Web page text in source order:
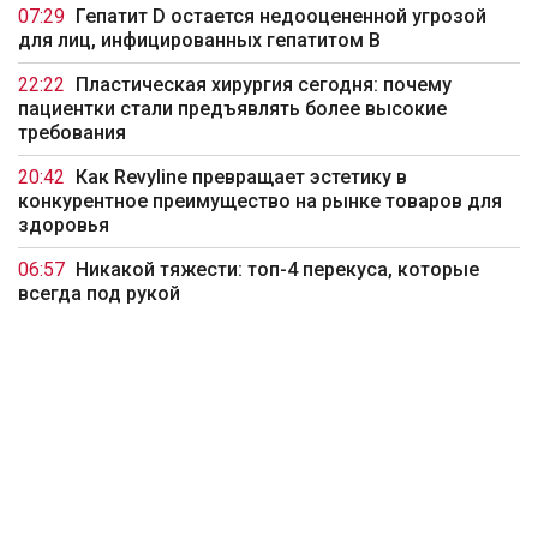
07:29 Гепатит D остается недооцененной угрозой
для лиц, инфицированных гепатитом B
22:22 Пластическая хирургия сегодня: почему
пациентки стали предъявлять более высокие
требования
20:42 Как Revyline превращает эстетику в
конкурентное преимущество на рынке товаров для
здоровья
06:57 Никакой тяжести: топ-4 перекуса, которые
всегда под рукой